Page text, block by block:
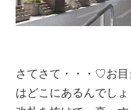
さてさて・・・♡お目
はどこにあるんでし